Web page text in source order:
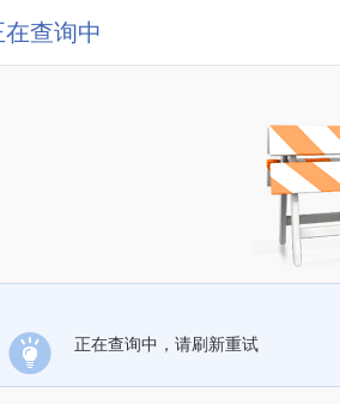
在查询中
正在查询中，请刷新重试